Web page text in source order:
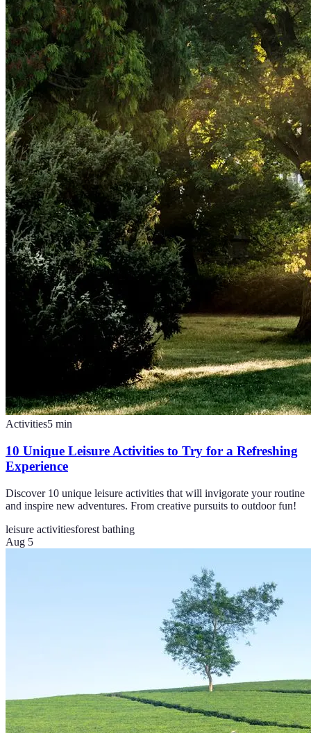
Activities5 min
10 Unique Leisure Activities to Try for a Refreshing
Experience
Discover 10 unique leisure activities that will invigorate your routine
and inspire new adventures. From creative pursuits to outdoor fun!
leisure activitiesforest bathing
Aug 5